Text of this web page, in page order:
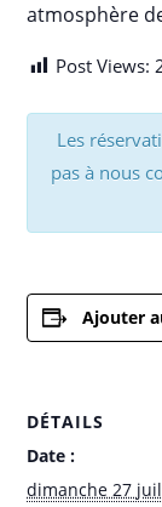
atmosphère
Post Views:
Les
pas à nous
Ajouter
DÉTAILS
Date :
dimanche 27